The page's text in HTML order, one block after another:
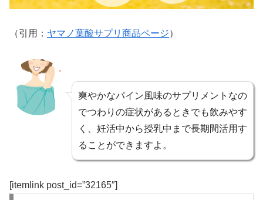
（引用： ヤマノ葉酸サプリ商品ページ）
爽やかなパイン風味のサプリメントなの
でつわりの症状があるときでも飲みやす
く、妊活中から授乳中まで長期間活用す
ることができますよ。
[itemlink post_id=”32165″]